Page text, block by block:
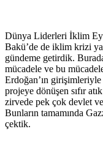
Dünya Liderleri İklim
Bakü’de de iklim krizi
gündeme getirdik.
mücadele ve bu
Erdoğan’ın girişimleriyle
projeye dönüşen sıfır
zirvede pek çok devlet
Bunların tamamında
çektik.